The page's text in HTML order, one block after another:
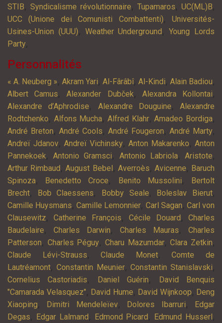
STIB, Syndicalisme révolutionnaire, Tupamaros, UC(ML)B,
UCC (Unione dei Comunisti Combattenti),Universités-
Usines-Union (UUU), Weather Underground ,Young Lords
Party,
Personnalités
« A. Neuberg », Akram Yari, Al-Fârâbî, Al-Kindi, Alain Badiou,
Albert Camus,Alexander Dubček, Alexandra Kollontai,
Alexandre d’Aphrodise, Alexandre Douguine, Alexandre
Rodtchenko, Alfons Mucha,Alfred Klahr,Amadeo Bordiga,
André Breton, André Cools, André Fougeron, André Marty,
Andreï Jdanov, Andreï Vichinsky, Anton Makarenko, Anton
Pannekoek,Antonio Gramsci, Antonio Labriola,Aristote,
Arthur Rimbaud ,August Bebel , Averroès, Avicenne, Baruch
Spinoza, Benedetto Croce, Benito Mussolini,
Bertolt
Brecht, Bob Claessens, Bobby Seale, Boleslav Bierut,
Camille Huysmans,Camille Lemonnier, Carl Sagan, Carl von
Clausewitz,Catherine François,Cécile Douard ,Charles
Baudelaire, Charles Darwin, Charles Mauras, Charles
Patterson, Charles Péguy,Charu Mazumdar,Clara Zetkin,
Claude Lévi-Strauss,Claude Monet,Comte de
Lautréamont, Constantin Meunier,Constantin Stanislavski,
Cornelius Castoriadis, Daniel Guérin,
David Benquis
"Camarada Velasquez", David Hume, David Wijnkoop, Deng
Xiaoping, Dimitri Mendeleïev, Dolores Ibarruri,
Edgar
Degas, Edgar Lalmand , Edmond Picard , Edmund Husserl ,